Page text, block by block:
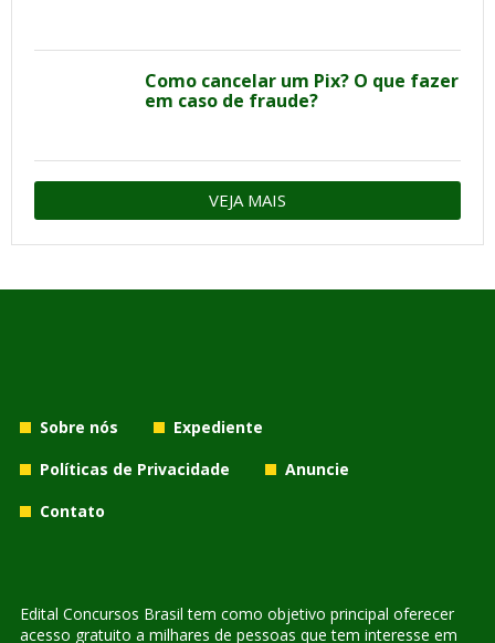
Como cancelar um Pix? O que fazer
em caso de fraude?
VEJA MAIS
Sobre nós
Expediente
Políticas de Privacidade
Anuncie
Contato
Edital Concursos Brasil tem como objetivo principal oferecer
acesso gratuito a milhares de pessoas que tem interesse em